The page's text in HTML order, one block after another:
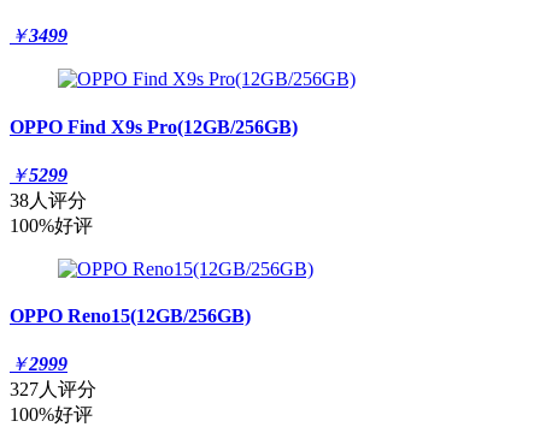
￥3499
OPPO Find X9s Pro(12GB/256GB)
￥5299
38人评分
100%好评
OPPO Reno15(12GB/256GB)
￥2999
327人评分
100%好评